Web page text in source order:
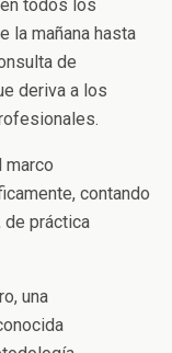
todos los
la mañana hasta
de
deriva a los
marco
contando
práctica
una